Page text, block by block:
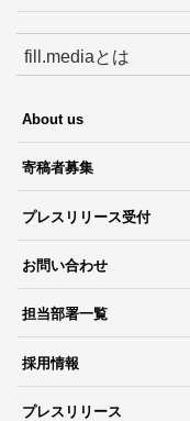
fill.mediaとは
About us
寄稿者募集
プレスリリース受付
お問い合わせ
担当部署一覧
採用情報
プレスリリース